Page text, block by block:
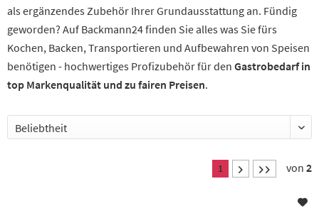
als ergänzendes Zubehör Ihrer Grundausstattung an. Fündig
geworden? Auf Backmann24 finden Sie alles was Sie fürs
Kochen, Backen, Transportieren und Aufbewahren von Speisen
benötigen - hochwertiges Profizubehör für den Gastrobedarf in
top Markenqualität und zu fairen Preisen.
1 von 2